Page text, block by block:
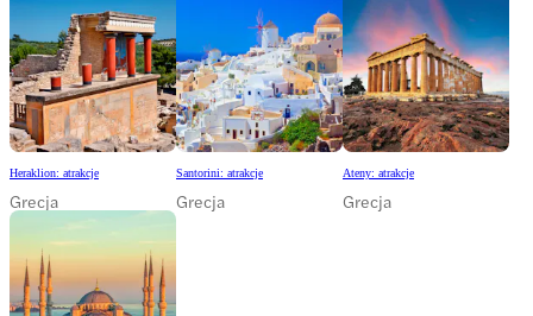
Heraklion: atrakcje
Grecja
Santorini: atrakcje
Grecja
Ateny: atrakcje
Grecja